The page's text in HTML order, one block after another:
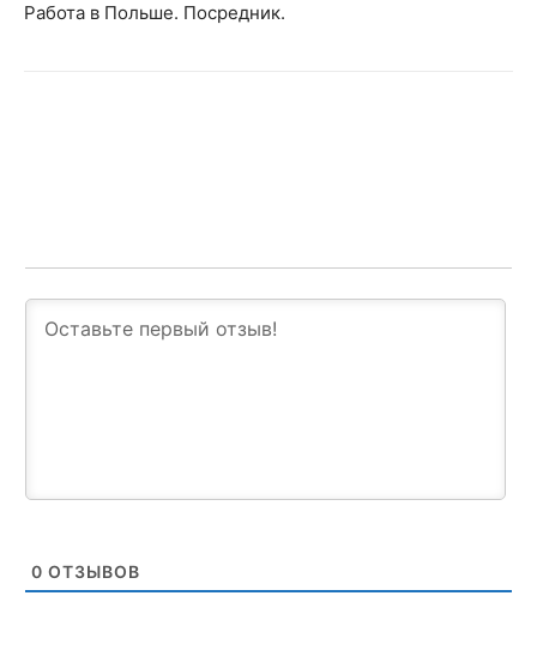
Работа в Польше. Посредник.
0 ОТЗЫВОВ